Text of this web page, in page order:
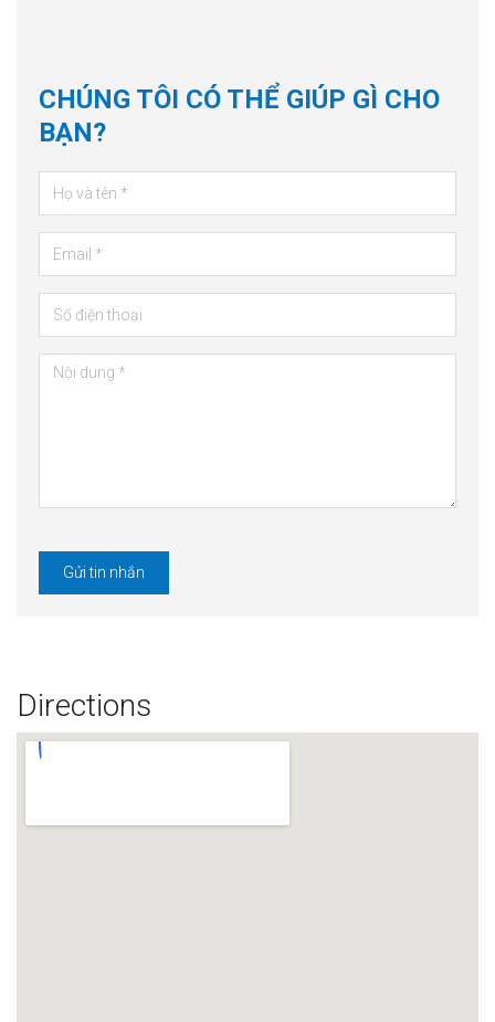
CHÚNG TÔI CÓ THỂ GIÚP GÌ CHO
BẠN?
Gửi tin nhắn
Directions